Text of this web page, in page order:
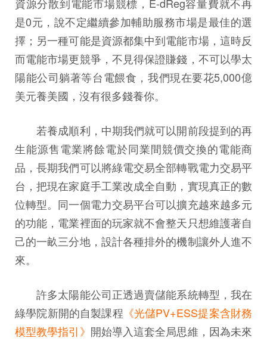
資源分散到電能市場競標，E-dReg容量費就不再
是0元，說不定繼續參加輔助服務市場是最佳的選
擇；另一種可能是資源都集中到電能市場，這時反
而電能市場更競爭，不見得保證賺錢，不可以學太
陽能公司躺著等台電餵食，我們現在要花5,000億
美元養美國，沒有很多錢養你。
若養成順利，中期我們就可以開前段提到的再
生能源售電業將餘電於同業間競價交換的電能商
品，長期我們可以將綠電交易全部轉戰電力交易平
台，把現在家庭手工業改成全自動，實現真正的數
位轉型。同一個電力交易平台可以擴充越來越多元
的功能，電業裡面的玩家就不會整天只想維護著自
己的一畝三分地，設計各種排外的機制讓外人進不
來。
許多太陽能公司正透過賣儲能系統轉型，我在
綠學院新開的自製課程 《光儲PV+ESS提案含財務
模型教學指引》 開始導入這套全局思維，因為未來